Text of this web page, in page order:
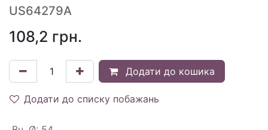
US64279A
108,2 грн.
Додати до кошика
Додати до списку побажань